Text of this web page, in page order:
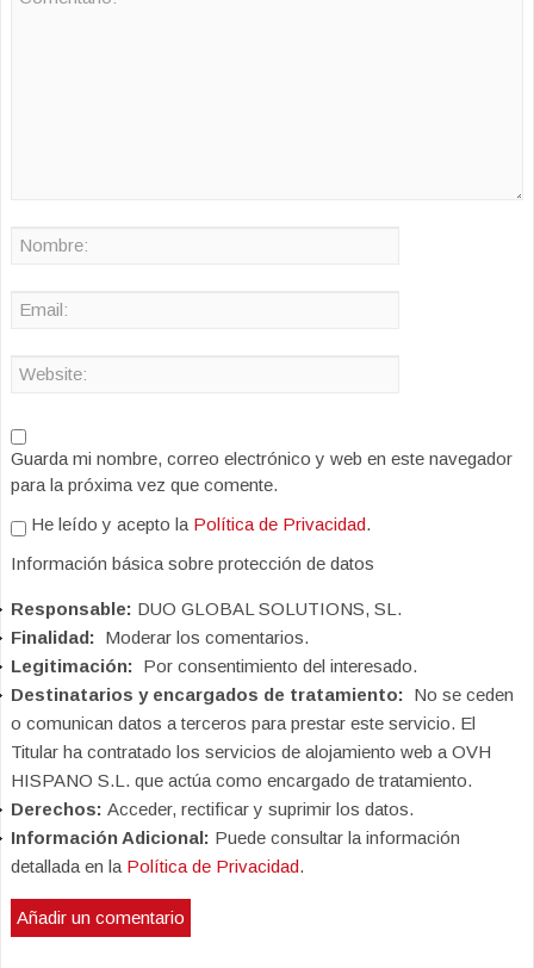
Guarda mi nombre, correo electrónico y web en este navegador
para la próxima vez que comente.
He leído y acepto la Política de Privacidad.
Información básica sobre protección de datos
Responsable: DUO GLOBAL SOLUTIONS, SL.
Finalidad: Moderar los comentarios.
Legitimación: Por consentimiento del interesado.
Destinatarios y encargados de tratamiento: No se ceden
o comunican datos a terceros para prestar este servicio. El
Titular ha contratado los servicios de alojamiento web a OVH
HISPANO S.L. que actúa como encargado de tratamiento.
Derechos: Acceder, rectificar y suprimir los datos.
Información Adicional: Puede consultar la información
detallada en la Política de Privacidad.